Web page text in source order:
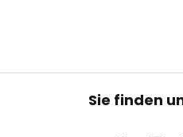
Sie finden